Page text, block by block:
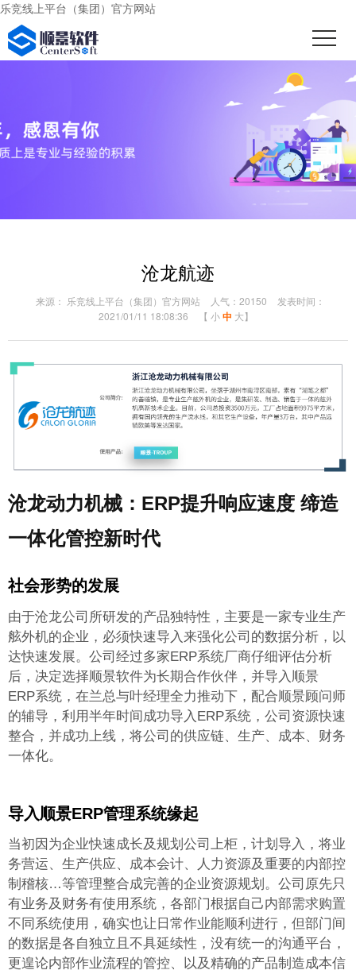
乐竞线上平台（集团）官方网站
沧龙航迹
来源： 乐竞线上平台（集团）官方网站 人气：20150
发表时间：
2021/01/11 18:08:36
【 小中 大】
沧龙动力机械：ERP提升响应速度 缔造
一体化管控新时代
社会形势的发展
由于沧龙公司所研发的产品独特性，主要是一家专业生产
舷外机的企业，必须快速导入 来强化公司的数据分析，以
达快速发展。公司经过多家ERP系统厂商仔细评估分析
后，决定选择顺景软件为长期合作伙伴，并导入顺景
ERP系统，在兰总与叶经理全力推动下，配合顺景顾问师
的辅导，利用半年时间成功导入ERP系统，公司资源快速
整合，并成功上线，将公司的供应链、生产、成本、财务
一体化。
导入顺景ERP管理系统缘起
当初因为企业快速成长及规划公司上柜，计划导入 ，将业
务营运、生产供应、成本会计、人力资源及重要的内部控
制稽核…等管理整合成完善的企业资源规划。公司原先只
有业务及财务有使用系统，各部门根据自己内部需求购置
不同系统使用，确实也让日常作业能顺利进行，但部门间
的数据是各自独立且不具延续性，没有统一的沟通平台，
更遑论内部作业流程的管控、以及精确的产品制造成本信